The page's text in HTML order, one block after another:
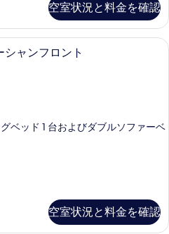
空室状況と料金を確認
低刺激性寝具、セーフティボックス
ャンフロント
ベッド 1 台およびダブルソファーベ
空室状況と料金を確認